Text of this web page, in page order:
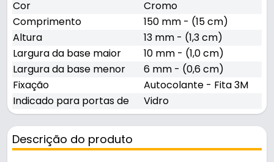
Cor
Cromo
Comprimento
150 mm - (15 cm)
Altura
13 mm - (1,3 cm)
Largura da base maior
10 mm - (1,0 cm)
Largura da base menor
6 mm - (0,6 cm)
Fixação
Autocolante - Fita 3M
Indicado para portas de
Vidro
Descrição do produto